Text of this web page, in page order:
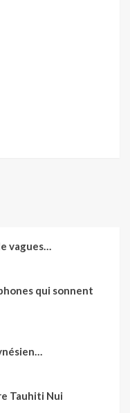
vagues…
qui sonnent
Tauhiti Nui